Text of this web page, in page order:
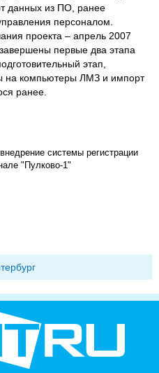
данных из ПО, ранее
персоналом.
проекта – апрель 2007
первые два этапа
этап,
на компьютеры ЛМЗ и импорт
ранее.
системы регистрации
"Пулково-1"